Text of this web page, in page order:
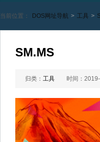
当前位置： DOS网址导航 > 工具 >
SM.MS
归类： 工具 时间：